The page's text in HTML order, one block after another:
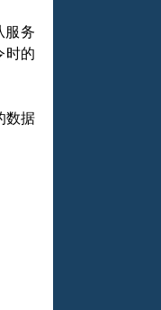
服务
时的
数据